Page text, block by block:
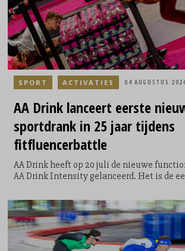
AA Drink lanceert eerste
sportdrank in 25 jaar tijdens
fitfluencerbattle
AA Drink heeft op 20 juli de nieuwe
AA Drink Intensity gelanceerd. Het is de
assortiment toevoegt. De introductie
allereerste AA Drink Intensity Games: een
ontwikkelde sportwedstrijd waarin twintig
sporters en creators uit Nederland en
elkaar opnamen.
SPORT ACTIVATIES 04 AUGUSTUS